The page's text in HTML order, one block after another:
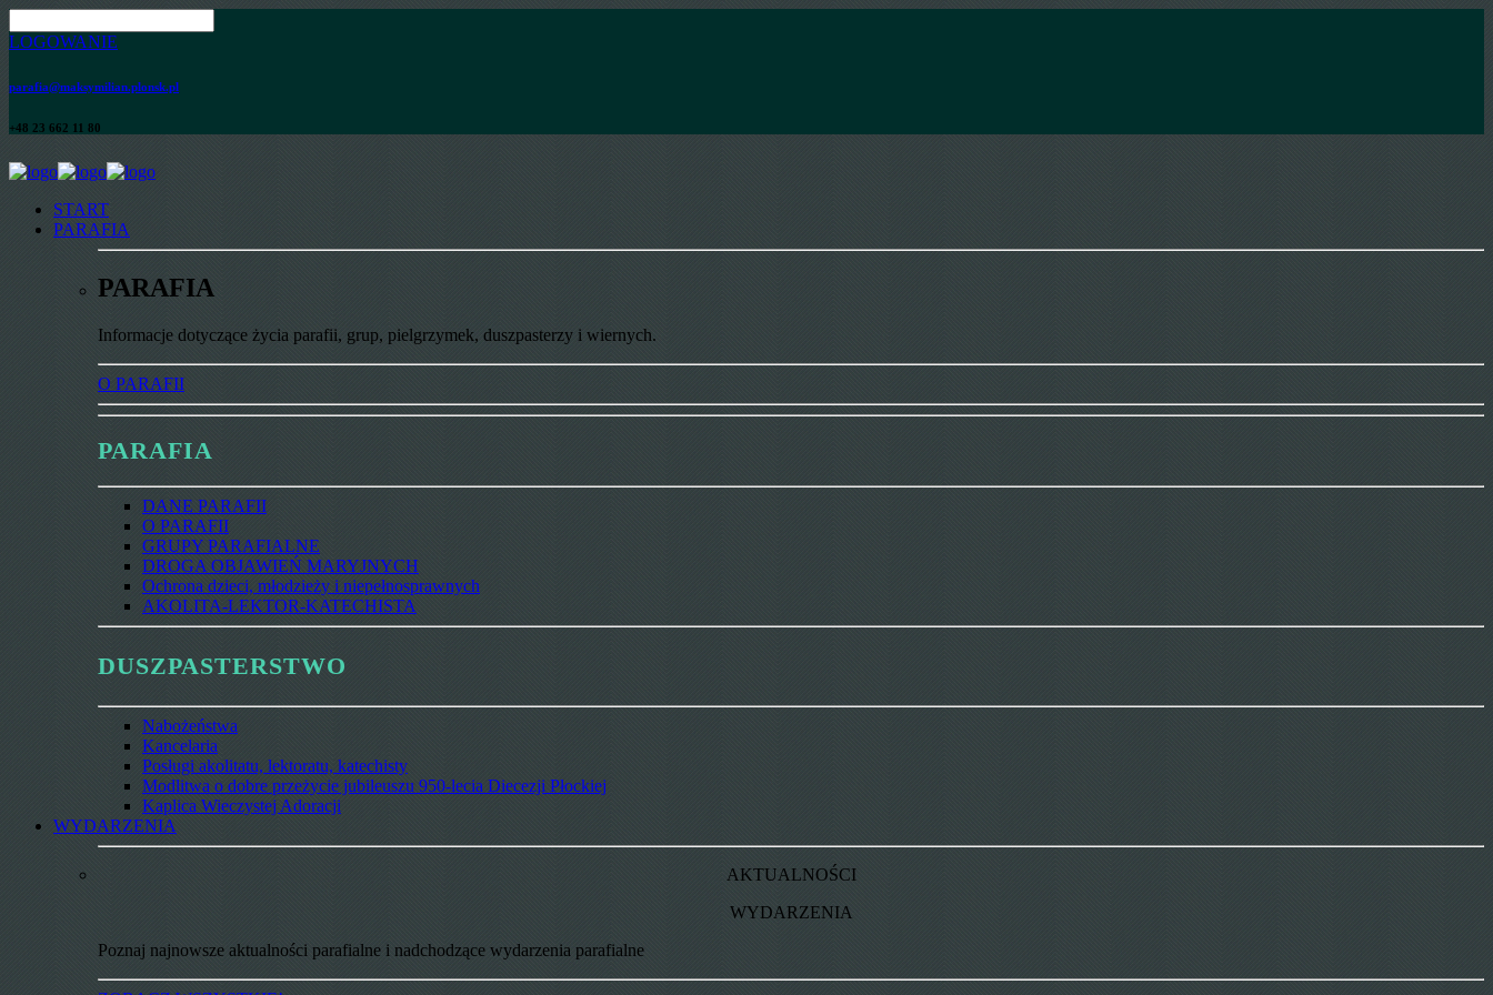
LOGOWANIE
parafia@maksymilian.plonsk.pl
+48 23 662 11 80
START
PARAFIA
PARAFIA
Informacje dotyczące życia parafii, grup, pielgrzymek, duszpasterzy i wiernych.
O PARAFII
PARAFIA
DANE PARAFII
O PARAFII
GRUPY PARAFIALNE
DROGA OBJAWIEŃ MARYJNYCH
Ochrona dzieci, młodzieży i niepełnosprawnych
AKOLITA-LEKTOR-KATECHISTA
DUSZPASTERSTWO
Nabożeństwa
Kancelaria
Posługi akolitatu, lektoratu, katechisty
Modlitwa o dobre przeżycie jubileuszu 950-lecia Diecezji Płockiej
Kaplica Wieczystej Adoracji
WYDARZENIA
AKTUALNOŚCI
WYDARZENIA
Poznaj najnowsze aktualności parafialne i nadchodzące wydarzenia parafialne